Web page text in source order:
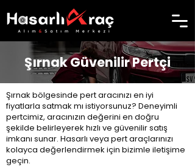
Şırnak Güvenilir Pertçi
Şırnak bölgesinde pert aracınızı en iyi
fiyatlarla satmak mı istiyorsunuz? Deneyimli
pertcimiz, aracınızın değerini en doğru
şekilde belirleyerek hızlı ve güvenilir satış
imkanı sunar. Hasarlı veya pert araçlarınızı
kolayca değerlendirmek için bizimle iletişime
geçin.